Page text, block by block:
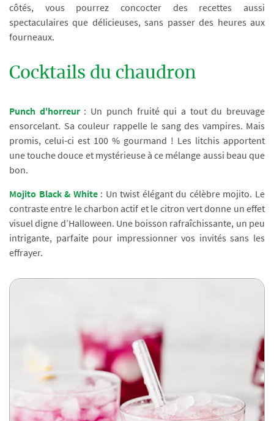
côtés, vous pourrez concocter des recettes aussi
spectaculaires que délicieuses, sans passer des heures aux
fourneaux.
Cocktails du chaudron
Punch d'horreur: Un punch fruité qui a tout du breuvage
ensorcelant. Sa couleur rappelle le sang des vampires. Mais
promis, celui-ci est 100 % gourmand ! Les litchis apportent
une touche douce et mystérieuse à ce mélange aussi beau que
bon.
Mojito Black & White: Un twist élégant du célèbre mojito. Le
contraste entre le charbon actif et le citron vert donne un effet
visuel digne d’Halloween. Une boisson rafraîchissante, un peu
intrigante, parfaite pour impressionner vos invités sans les
effrayer.